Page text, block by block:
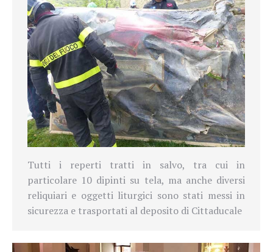
Tutti i reperti tratti in salvo, tra cui in
particolare 10 dipinti su tela, ma anche diversi
reliquiari e oggetti liturgici sono stati messi in
sicurezza e trasportati al deposito di Cittaducale